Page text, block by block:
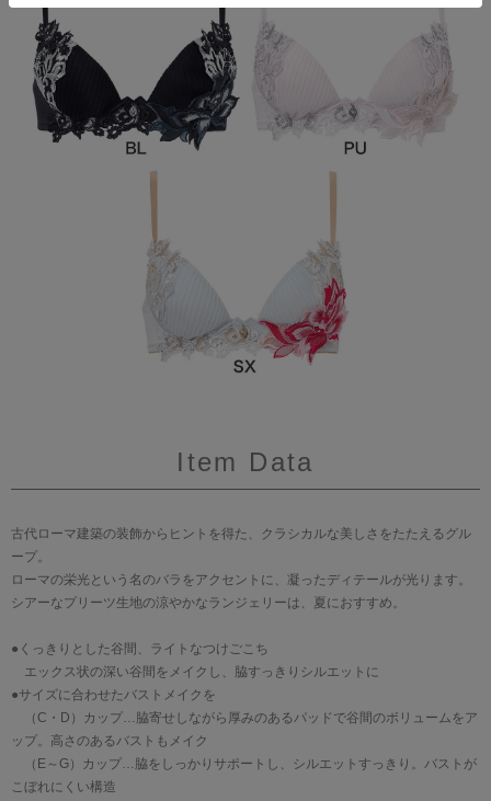
Item Data
古代ローマ建築の装飾からヒントを得た、クラシカルな美しさをたたえるグル
ープ。
ローマの栄光という名のバラをアクセントに、凝ったディテールが光ります。
シアーなプリーツ生地の涼やかなランジェリーは、夏におすすめ。
●くっきりとした谷間、ライトなつけごこち
エックス状の深い谷間をメイクし、脇すっきりシルエットに
●サイズに合わせたバストメイクを
（C・D）カップ…脇寄せしながら厚みのあるパッドで谷間のボリュームをア
ップ。高さのあるバストもメイク
（E～G）カップ…脇をしっかりサポートし、シルエットすっきり。バストが
こぼれにくい構造